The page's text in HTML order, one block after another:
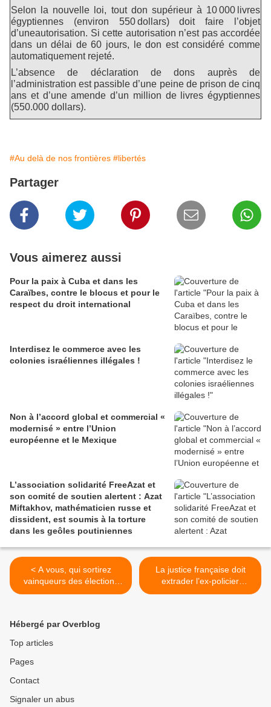
Selon la nouvelle loi, tout don supérieur à 10 000 livres
égyptiennes (environ 550 dollars) doit faire l’objet
d’uneautorisation. Si cette autorisation n’est pas accordée
dans un délai de 60 jours, le don est considéré comme
automatiquement rejeté.
L’absence de déclaration de dons auprès de
l’administration est passible d’une peine de prison de cinq
ans et d’une amende d’un million de livres égyptiennes
(550.000 dollars).
#Au delà de nos frontières #libertés
Partager
Vous aimerez aussi
Pour la paix à Cuba et dans les
Caraïbes, contre le blocus et pour le
respect du droit international
Interdisez le commerce avec les
colonies israéliennes illégales !
Non à l’accord global et commercial «
modernisé » entre l’Union
européenne et le Mexique
L’association solidarité FreeAzat et
son comité de soutien alertent : Azat
Miftakhov, mathématicien russe et
dissident, est soumis à la torture
dans les geôles poutiniennes
< A vous, qui sortirez
vainqueurs des élections
législatives
La justice française doit
extrader l’ex-policier
argentin, Mario Sandoval >
Hébergé par Overblog
Top articles
Pages
Contact
Signaler un abus